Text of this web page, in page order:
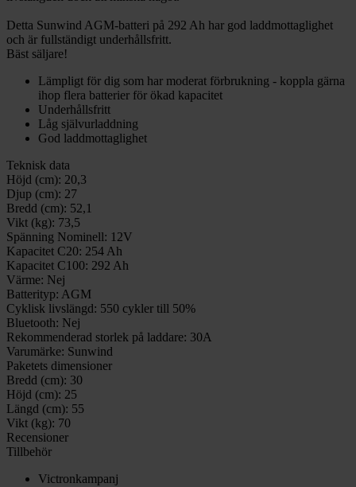
Detta Sunwind AGM-batteri på 292 Ah har god laddmottaglighet
och är fullständigt underhållsfritt.
Bäst säljare!
Lämpligt för dig som har moderat förbrukning - koppla gärna
ihop flera batterier för ökad kapacitet
Underhållsfritt
Låg självurladdning
God laddmottaglighet
Teknisk data
Höjd (cm): 20,3
Djup (cm): 27
Bredd (cm): 52,1
Vikt (kg): 73,5
Spänning Nominell: 12V
Kapacitet C20: 254 Ah
Kapacitet C100: 292 Ah
Värme: Nej
Batterityp: AGM
Cyklisk livslängd: 550 cykler till 50%
Bluetooth: Nej
Rekommenderad storlek på laddare: 30A
Varumärke: Sunwind
Paketets dimensioner
Bredd (cm): 30
Höjd (cm): 25
Längd (cm): 55
Vikt (kg): 70
Recensioner
Tillbehör
Victronkampanj